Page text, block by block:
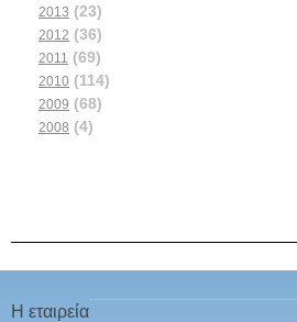
2013 (23)
2012 (36)
2011 (69)
2010 (114)
2009 (68)
2008 (4)
Η εταιρεία